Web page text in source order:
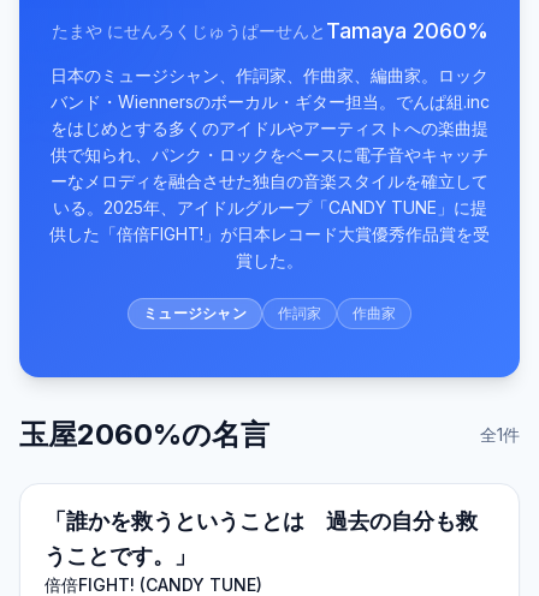
たまや にせんろくじゅうぱーせんと Tamaya 2060%
日本のミュージシャン、作詞家、作曲家、編曲家。ロック
バンド・Wiennersのボーカル・ギター担当。でんぱ組.inc
をはじめとする多くのアイドルやアーティストへの楽曲提
供で知られ、パンク・ロックをベースに電子音やキャッチ
ーなメロディを融合させた独自の音楽スタイルを確立して
いる。2025年、アイドルグループ「CANDY TUNE」に提
供した「倍倍FIGHT!」が日本レコード大賞優秀作品賞を受
賞した。
ミュージシャン 作詞家 作曲家
玉屋2060%の名言 全1件
「誰かを救うということは 過去の自分も救
うことです。」
倍倍FIGHT! (CANDY TUNE)